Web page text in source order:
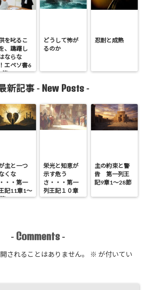
を叱るこ
、躊躇し
ならな
エペソ書6
節
どうして怖が
るのか
忍耐と成熟
新記事 - New Posts -
主と一つ
くな
・・第一
記11章1～
栄光と知恵が
示す危う
さ・・・第一
列王記１０章
主の約束と警
告 第一列王
記9章1～28節
- Comments -
されることはありません。 ※ が付いてい